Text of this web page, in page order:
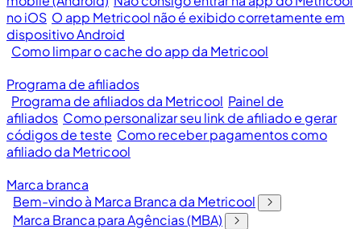
no iOS O app Metricool não é exibido corretamente em
dispositivo Android
Como limpar o cache do app da Metricool
Programa de afiliados
Programa de afiliados da Metricool Painel de
afiliados Como personalizar seu link de afiliado e gerar
códigos de teste Como receber pagamentos como
afiliado da Metricool
Marca branca
Bem-vindo à Marca Branca da Metricool
Marca Branca para Agências (MBA)